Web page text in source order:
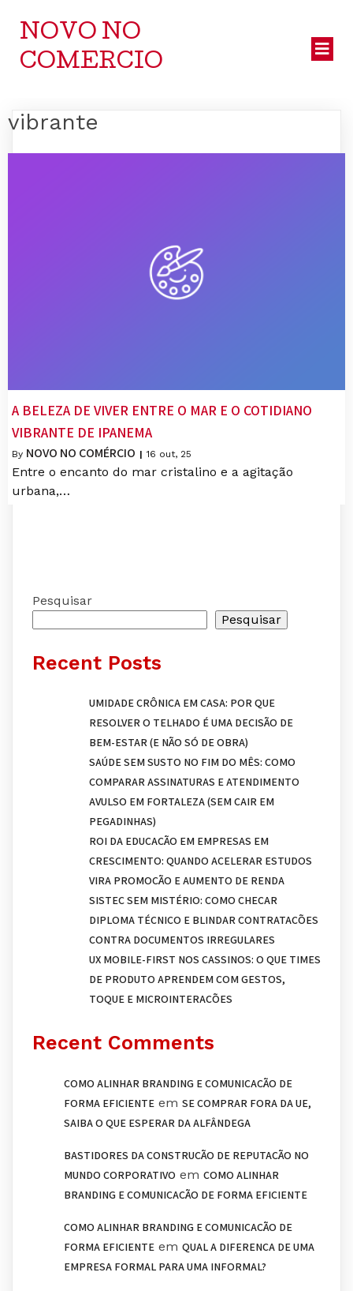
NOVO NO
COMERCIO
vibrante
A BELEZA DE VIVER ENTRE O MAR E O COTIDIANO
VIBRANTE DE IPANEMA
By NOVO NO COMÉRCIO | 16 out, 25
Entre o encanto do mar cristalino e a agitação
urbana,…
Pesquisar
Pesquisar
Recent Posts
UMIDADE CRÔNICA EM CASA: POR QUE
RESOLVER O TELHADO É UMA DECISÃO DE
BEM-ESTAR (E NÃO SÓ DE OBRA)
SAÚDE SEM SUSTO NO FIM DO MÊS: COMO
COMPARAR ASSINATURAS E ATENDIMENTO
AVULSO EM FORTALEZA (SEM CAIR EM
PEGADINHAS)
ROI DA EDUCAÇÃO EM EMPRESAS EM
CRESCIMENTO: QUANDO ACELERAR ESTUDOS
VIRA PROMOÇÃO E AUMENTO DE RENDA
SISTEC SEM MISTÉRIO: COMO CHECAR
DIPLOMA TÉCNICO E BLINDAR CONTRATAÇÕES
CONTRA DOCUMENTOS IRREGULARES
UX MOBILE-FIRST NOS CASSINOS: O QUE TIMES
DE PRODUTO APRENDEM COM GESTOS,
TOQUE E MICROINTERAÇÕES
Recent Comments
COMO ALINHAR BRANDING E COMUNICAÇÃO DE
FORMA EFICIENTE em SE COMPRAR FORA DA UE,
SAIBA O QUE ESPERAR DA ALFÂNDEGA
BASTIDORES DA CONSTRUÇÃO DE REPUTAÇÃO NO
MUNDO CORPORATIVO em COMO ALINHAR
BRANDING E COMUNICAÇÃO DE FORMA EFICIENTE
COMO ALINHAR BRANDING E COMUNICAÇÃO DE
FORMA EFICIENTE em QUAL A DIFERENÇA DE UMA
EMPRESA FORMAL PARA UMA INFORMAL?